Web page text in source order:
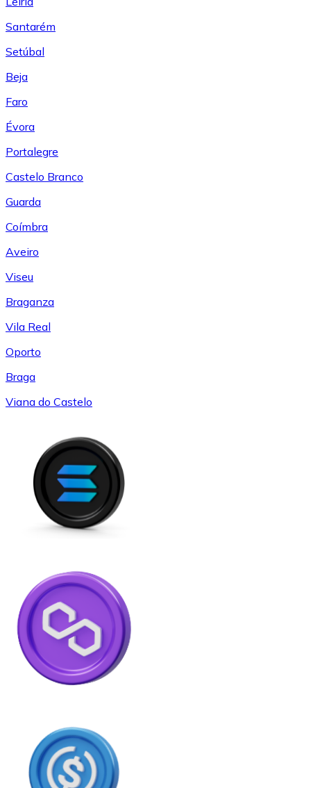
Santarém
Setúbal
Beja
Faro
Évora
Portalegre
Castelo Branco
Guarda
Coímbra
Aveiro
Viseu
Braganza
Vila Real
Oporto
Braga
Viana do Castelo